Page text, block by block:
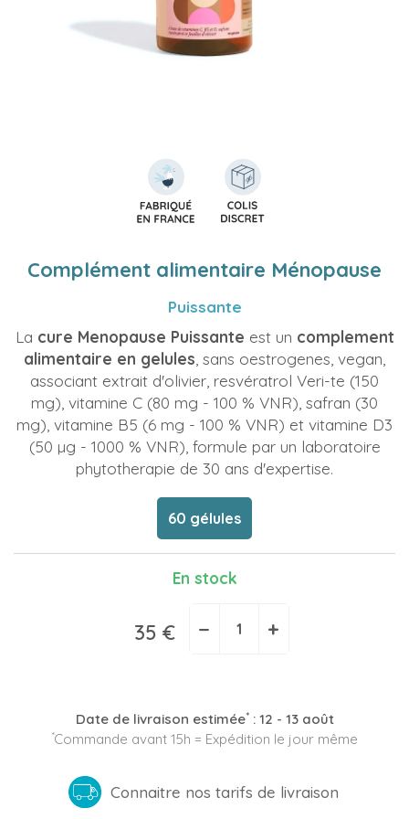
Complément alimentaire Ménopause
Puissante
La cure Menopause Puissante est un complement
alimentaire en gelules , sans oestrogenes, vegan,
associant extrait d'olivier, resvératrol Veri-te (150
mg), vitamine C (80 mg - 100 % VNR), safran (30
mg), vitamine B5 (6 mg - 100 % VNR) et vitamine D3
(50 µg - 1000 % VNR), formule par un laboratoire
phytotherapie de 30 ans d'expertise.
60 gélules
En stock
35 € − +
Date de livraison estimée*: 12 - 13 août
*Commande avant 15h = Expédition le jour même
Connaitre nos tarifs de livraison